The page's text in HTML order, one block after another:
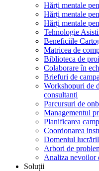
Hărți mentale
Hărți mentale
Hărți mentale
Tehnologie
Beneficiile
Matricea de
Biblioteca de
Colaborare în
Briefuri de
Workshopuri de
consultanți
Parcursuri de
Managementul
Planificarea
Coordonarea
Domeniul
Arbori de
Analiza nevoilor
Soluții